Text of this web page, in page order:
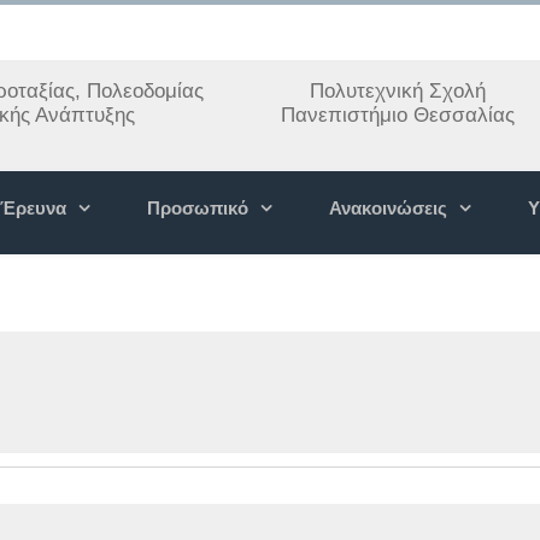
Πολεοδομίας
Ανάπτυξης
Πολυτεχνική Σχολή
Πανεπιστήμιο Θεσσαλίας
Έρευνα Προσωπικό Ανακοινώσεις